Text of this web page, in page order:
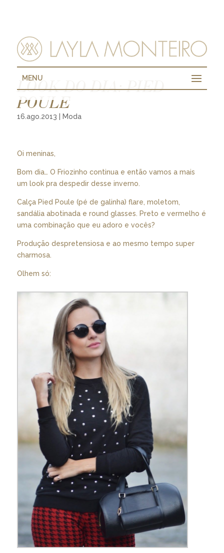
MENU
LOOK DO DIA: PIED
POULE
16.ago.2013 Moda
Oi meninas,
Bom dia… O Friozinho continua e então vamos a mais
um look pra despedir desse inverno.
Calça Pied Poule (pé de galinha) flare, moletom,
sandália abotinada e round glasses. Preto e vermelho é
uma combinação que eu adoro e vocês?
Produção despretensiosa e ao mesmo tempo super
charmosa.
Olhem só: